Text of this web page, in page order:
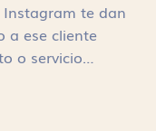
Instagram te dan
a ese cliente
o servicio…